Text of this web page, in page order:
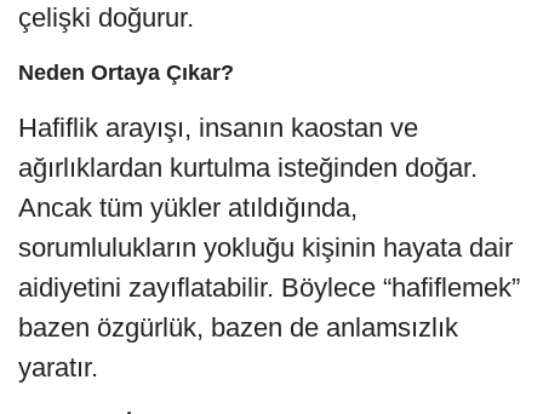
çelişki doğurur.
Neden Ortaya Çıkar?
Hafiflik arayışı, insanın kaostan ve
ağırlıklardan kurtulma isteğinden doğar.
Ancak tüm yükler atıldığında,
sorumlulukların yokluğu kişinin hayata dair
aidiyetini zayıflatabilir. Böylece “hafiflemek”
bazen özgürlük, bazen de anlamsızlık
yaratır.